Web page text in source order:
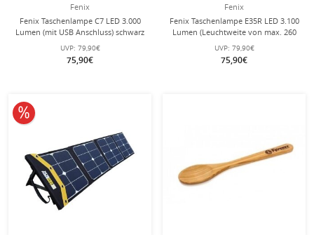
Fenix
Fenix Taschenlampe C7 LED 3.000
Lumen (mit USB Anschluss) schwarz
UVP: 79,90€
75,90€
Fenix
Fenix Taschenlampe E35R LED 3.100
Lumen (Leuchtweite von max. 260
Meter) schwarz
UVP: 79,90€
75,90€
10% reduziert